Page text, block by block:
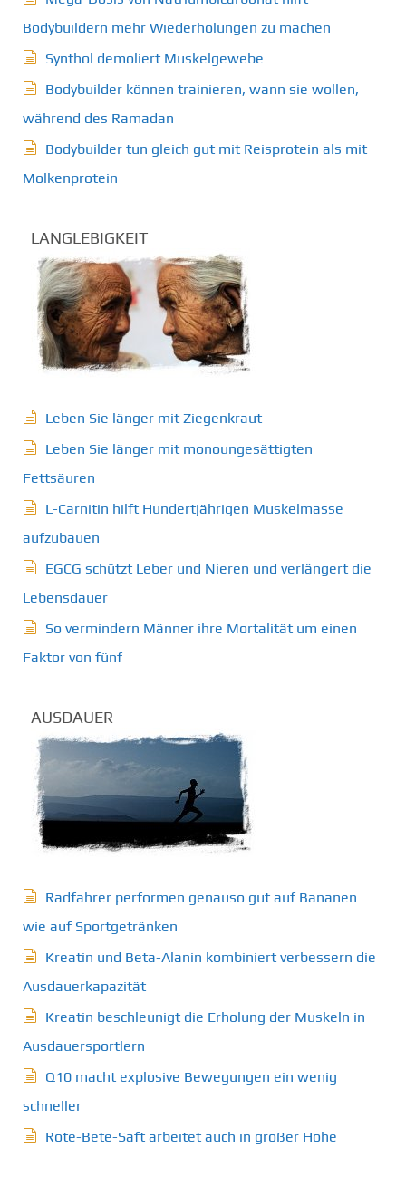
Bodybuildern mehr Wiederholungen zu machen
Synthol demoliert Muskelgewebe
Bodybuilder können trainieren, wann sie wollen,
während des Ramadan
Bodybuilder tun gleich gut mit Reisprotein als mit
Molkenprotein
LANGLEBIGKEIT
Leben Sie länger mit Ziegenkraut
Leben Sie länger mit monoungesättigten
Fettsäuren
L-Carnitin hilft Hundertjährigen Muskelmasse
aufzubauen
EGCG schützt Leber und Nieren und verlängert die
Lebensdauer
So vermindern Männer ihre Mortalität um einen
Faktor von fünf
AUSDAUER
Radfahrer performen genauso gut auf Bananen
wie auf Sportgetränken
Kreatin und Beta-Alanin kombiniert verbessern die
Ausdauerkapazität
Kreatin beschleunigt die Erholung der Muskeln in
Ausdauersportlern
Q10 macht explosive Bewegungen ein wenig
schneller
Rote-Bete-Saft arbeitet auch in großer Höhe